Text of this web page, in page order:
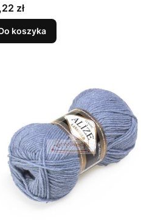
zł
koszyka